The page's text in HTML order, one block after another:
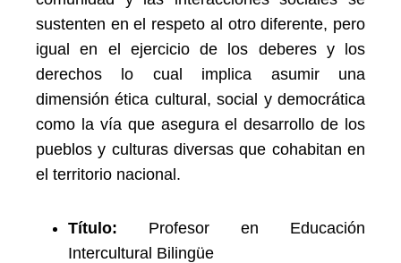
sustenten en el respeto al otro diferente, pero
igual en el ejercicio de los deberes y los
derechos lo cual implica asumir una
dimensión ética cultural, social y democrática
como la vía que asegura el desarrollo de los
pueblos y culturas diversas que cohabitan en
el territorio nacional.
Título: Profesor en Educación
Intercultural Bilingüe